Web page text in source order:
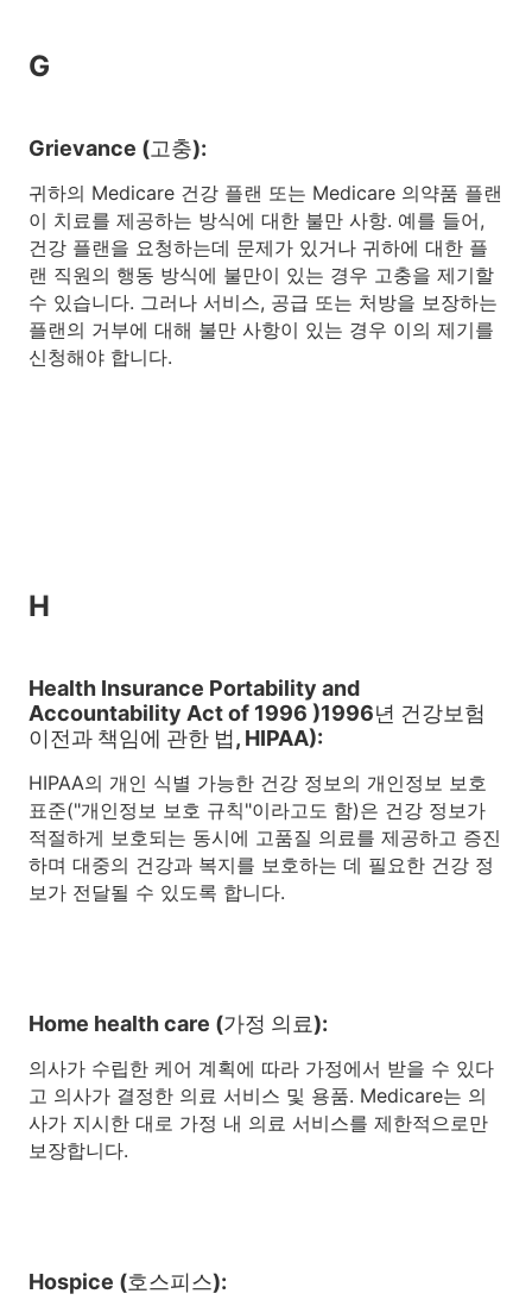
G
Grievance (고충):
귀하의 Medicare 건강 플랜 또는 Medicare 의약품 플랜
이 치료를 제공하는 방식에 대한 불만 사항. 예를 들어,
건강 플랜을 요청하는데 문제가 있거나 귀하에 대한 플
랜 직원의 행동 방식에 불만이 있는 경우 고충을 제기할
수 있습니다. 그러나 서비스, 공급 또는 처방을 보장하는
플랜의 거부에 대해 불만 사항이 있는 경우 이의 제기를
신청해야 합니다.
H
Health Insurance Portability and
Accountability Act of 1996 )1996년 건강보험
이전과 책임에 관한 법, HIPAA):
HIPAA의 개인 식별 가능한 건강 정보의 개인정보 보호
표준("개인정보 보호 규칙"이라고도 함)은 건강 정보가
적절하게 보호되는 동시에 고품질 의료를 제공하고 증진
하며 대중의 건강과 복지를 보호하는 데 필요한 건강 정
보가 전달될 수 있도록 합니다.
Home health care (가정 의료):
의사가 수립한 케어 계획에 따라 가정에서 받을 수 있다
고 의사가 결정한 의료 서비스 및 용품. Medicare는 의
사가 지시한 대로 가정 내 의료 서비스를 제한적으로만
보장합니다.
Hospice (호스피스):